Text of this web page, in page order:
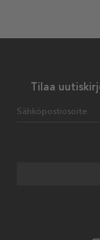
Tilaa
Sähköpostiosoite